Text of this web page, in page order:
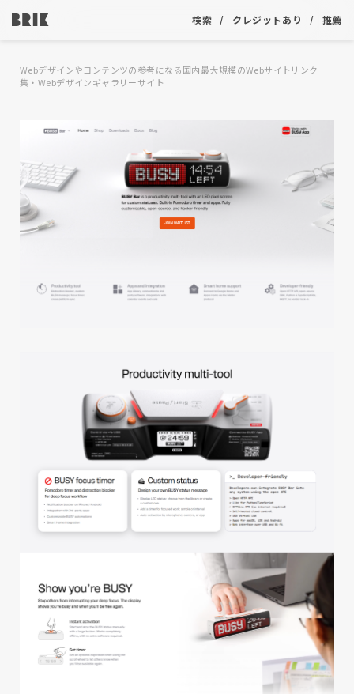
検索 クレジットあり 推薦
Webデザインやコンテンツの参考になる国内最大規模のWebサイトリンク
集・Webデザインギャラリーサイト